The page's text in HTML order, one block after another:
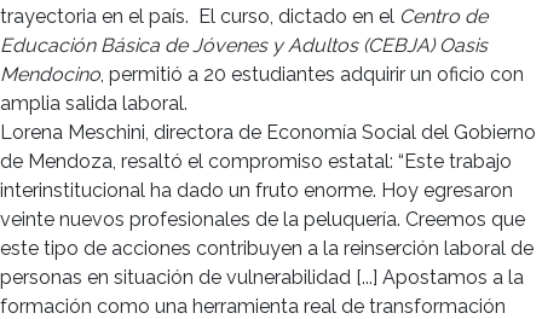
trayectoria en el país. El curso, dictado en el Centro de
Educación Básica de Jóvenes y Adultos (CEBJA) Oasis
Mendocino , permitió a 20 estudiantes adquirir un oficio con
amplia salida laboral.
Lorena Meschini, directora de Economía Social del Gobierno
de Mendoza, resaltó el compromiso estatal: “Este trabajo
interinstitucional ha dado un fruto enorme. Hoy egresaron
veinte nuevos profesionales de la peluquería. Creemos que
este tipo de acciones contribuyen a la reinserción laboral de
personas en situación de vulnerabilidad [...] Apostamos a la
formación como una herramienta real de transformación